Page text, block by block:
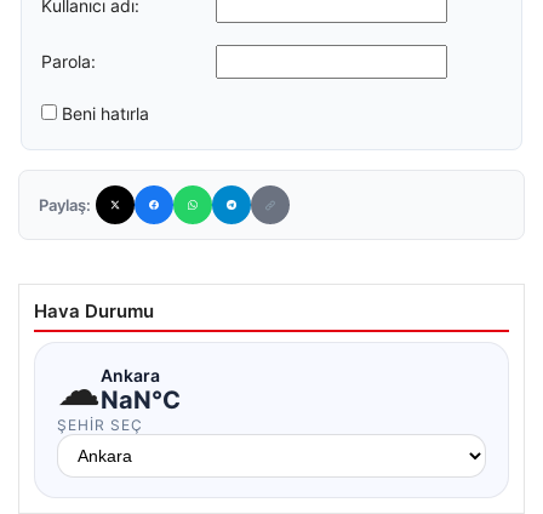
Kullanıcı adı:
Parola:
Beni hatırla
Paylaş:
Hava Durumu
☁Ankara
NaN°C
ŞEHIR SEÇ